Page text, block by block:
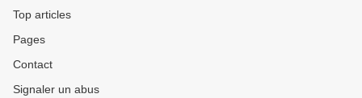
Top articles
Pages
Contact
Signaler un abus